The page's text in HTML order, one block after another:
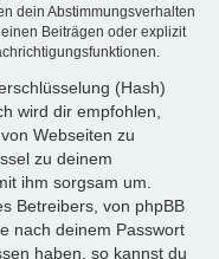
dein Abstimmungsverhalten
Beiträgen oder explizit
(Hash)
wird dir empfohlen,
Webseiten zu
zu deinem
ihm sorgsam um.
Betreibers, von phpBB
nach deinem Passwort
haben, so kannst du